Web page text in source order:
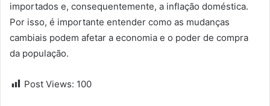
importados e, consequentemente, a inflação doméstica.
Por isso, é importante entender como as mudanças
cambiais podem afetar a economia e o poder de compra
da população.
Post Views: 100